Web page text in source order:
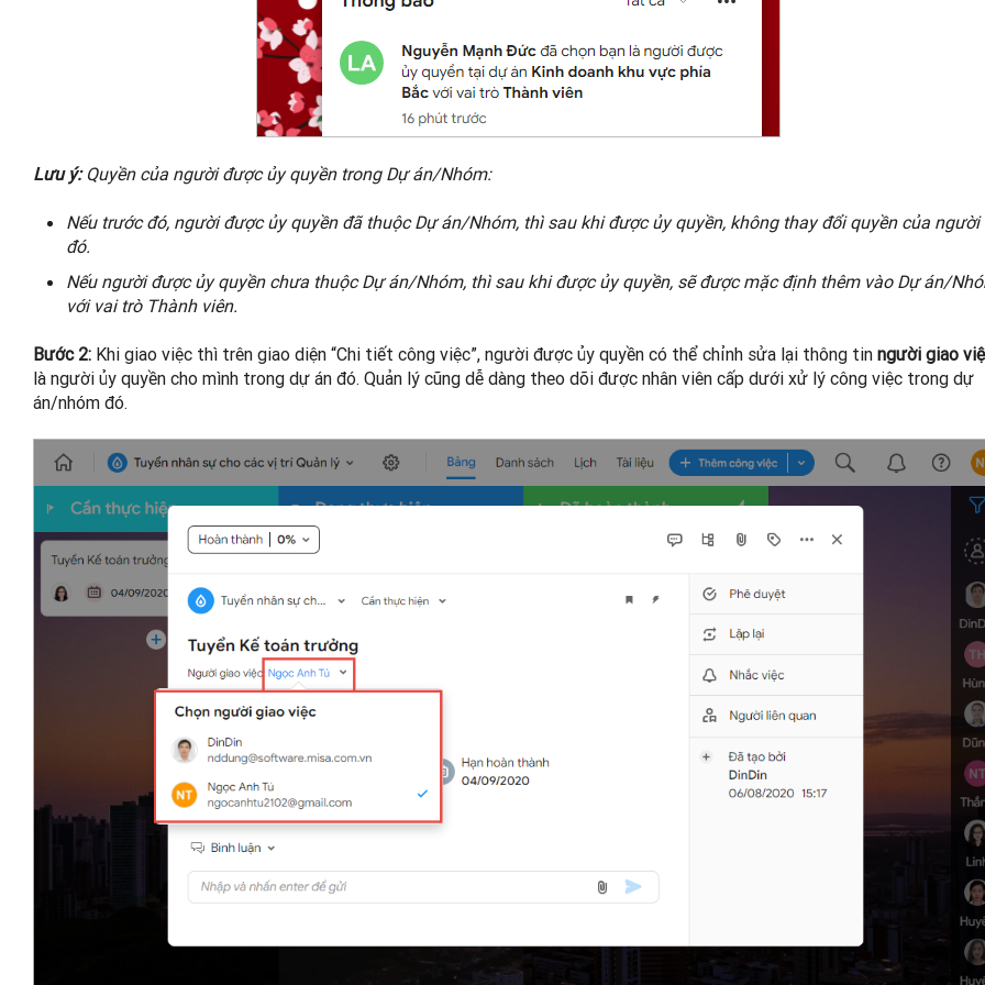
Lưu ý:Quyền của người được ủy quyền trong Dự án/Nhóm:
Nếu trước đó, người được ủy quyền đã thuộc Dự án/Nhóm, thì sau khi được ủy quyền, không thay đổi quyền của người
đó.
Nếu người được ủy quyền chưa thuộc Dự án/Nhóm, thì sau khi được ủy quyền, sẽ được mặc định thêm vào Dự án/
với vai trò Thành viên.
Bước 2: Khi giao việc thì trên giao diện “Chi tiết công việc”, người được ủy quyền có thể chỉnh sửa lại thông tin người giao
là người ủy quyền cho mình trong dự án đó. Quản lý cũng dễ dàng theo dõi được nhân viên cấp dưới xử lý công việc trong dự
án/nhóm đó.